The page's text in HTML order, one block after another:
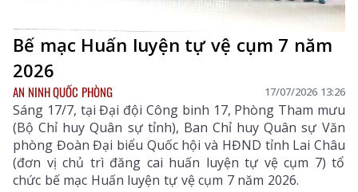
Bế mạc Huấn luyện tự vệ cụm 7 năm
2026
AN NINH QUỐC PHÒNG 17/07/2026 13:26
Sáng 17/7, tại Đại đội Công binh 17, Phòng Tham mưu
(Bộ Chỉ huy Quân sự tỉnh), Ban Chỉ huy Quân sự Văn
phòng Đoàn Đại biểu Quốc hội và HĐND tỉnh Lai Châu
(đơn vị chủ trì đăng cai huấn luyện tự vệ cụm 7) tổ
chức bế mạc Huấn luyện tự vệ cụm 7 năm 2026.